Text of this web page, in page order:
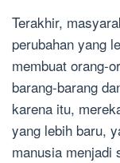
Terakhir,
perubahan yang
membuat orang-
barang-barang
karena itu,
yang lebih baru,
manusia menjadi